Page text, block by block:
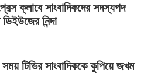
ক্লাবে সাংবাদিকদের সদস্যপদ
নিন্দা
টিভির সাংবাদিককে কুপিয়ে জখম